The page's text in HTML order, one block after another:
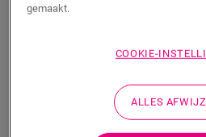
behoeften past?
Bekijk hoe het eruit zou zien
gemaakt.
COOKIE-
ALLES